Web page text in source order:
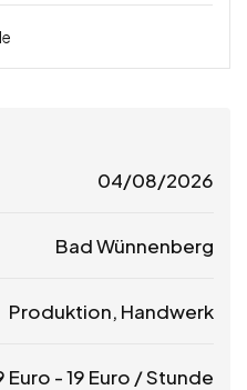
04/08/2026
Bad Wünnenberg
Produktion, Handwerk
Euro -19 Euro / Stunde